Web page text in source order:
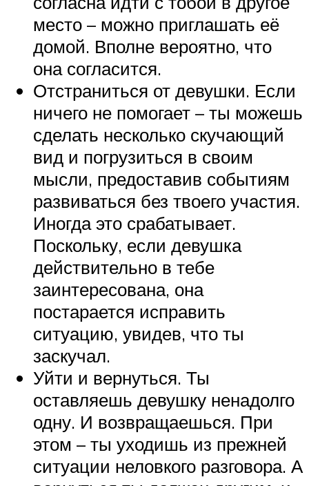
место – можно приглашать её
домой. Вполне вероятно, что
она согласится.
Отстраниться от девушки. Если
ничего не помогает – ты можешь
сделать несколько скучающий
вид и погрузиться в своим
мысли, предоставив событиям
развиваться без твоего участия.
Иногда это срабатывает.
Поскольку, если девушка
действительно в тебе
заинтересована, она
постарается исправить
ситуацию, увидев, что ты
заскучал.
Уйти и вернуться. Ты
оставляешь девушку ненадолго
одну. И возвращаешься. При
этом – ты уходишь из прежней
ситуации неловкого разговора. А